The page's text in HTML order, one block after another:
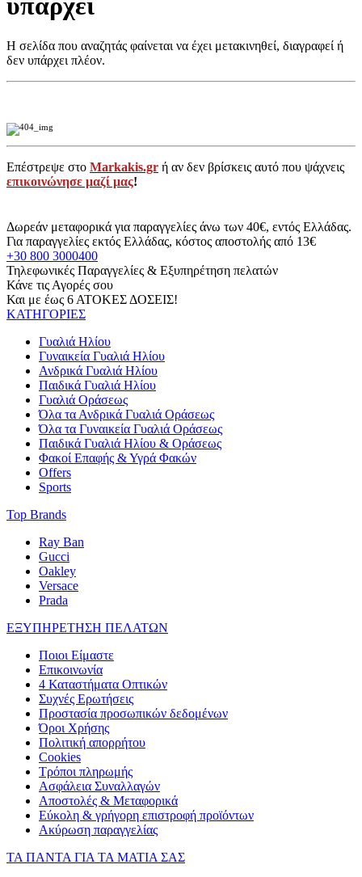
υπάρχει
Η σελίδα που αναζητάς φαίνεται να έχει μετακινηθεί, διαγραφεί ή
δεν υπάρχει πλέον.
Επέστρεψε στο Markakis.gr ή αν δεν βρίσκεις αυτό που ψάχνεις
επικοινώνησε μαζί μας!
Δωρεάν μεταφορικά για παραγγελίες άνω των 40€, εντός Ελλάδας.
Για παραγγελίες εκτός Ελλάδας, κόστος αποστολής από 13€
+30 800 3000400
Τηλεφωνικές Παραγγελίες & Εξυπηρέτηση πελατών
Κάνε τις Αγορές σου
Και με έως 6 ΑΤΟΚΕΣ ΔΟΣΕΙΣ!
ΚΑΤΗΓΟΡΙΕΣ
Γυαλιά Ηλίου
Γυναικεία Γυαλιά Ηλίου
Ανδρικά Γυαλιά Ηλίου
Παιδικά Γυαλιά Ηλίου
Γυαλιά Οράσεως
Όλα τα Ανδρικά Γυαλιά Οράσεως
Όλα τα Γυναικεία Γυαλιά Οράσεως
Παιδικά Γυαλιά Ηλίου & Οράσεως
Φακοί Επαφής & Υγρά Φακών
Offers
Sports
Top Brands
Ray Ban
Gucci
Oakley
Versace
Prada
ΕΞΥΠΗΡΕΤΗΣΗ ΠΕΛΑΤΩΝ
Ποιοι Είμαστε
Επικοινωνία
4 Καταστήματα Οπτικών
Συχνές Ερωτήσεις
Προστασία προσωπικών δεδομένων
Όροι Χρήσης
Πολιτική απορρήτου
Cookies
Τρόποι πληρωμής
Ασφάλεια Συναλλαγών
Αποστολές & Μεταφορικά
Εύκολη & γρήγορη επιστροφή προϊόντων
Ακύρωση παραγγελίας
ΤΑ ΠΑΝΤΑ ΓΙΑ ΤΑ ΜΑΤΙΑ ΣΑΣ